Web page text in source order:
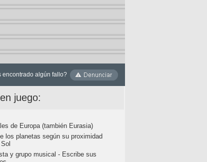
encontrado algún fallo?
juego:
de Europa (también Eurasia)
los planetas según su proximidad
y grupo musical - Escribe sus